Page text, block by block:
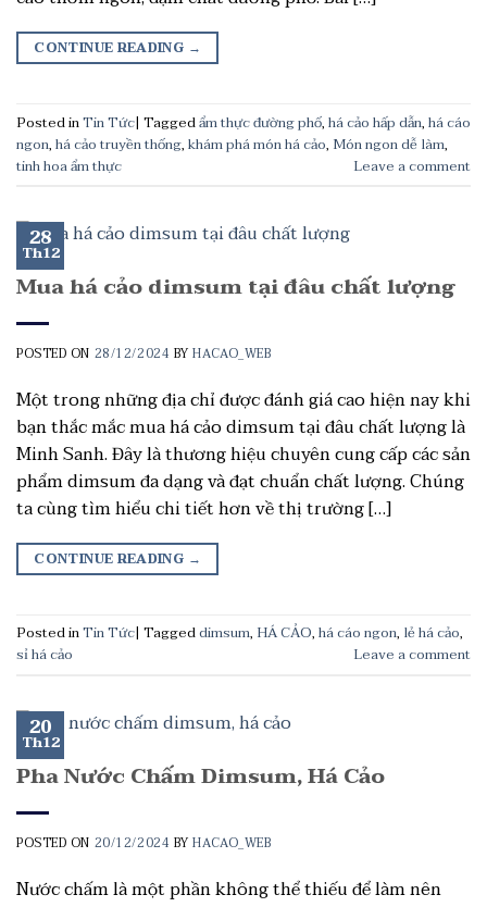
CONTINUE READING →
Posted inTin Tức| Taggedẩm thực đường phố,há cảo hấp dẫn,há cáo
ngon,há cảo truyền thống,khám phá món há cảo, Món ngon dễ làm,
tinh hoa ẩm thực
Leave a comment
28
Th12
Mua há cảo dimsum tại đâu chất lượng
POSTED ON 28/12/2024 BYHACAO_WEB
Một trong những địa chỉ được đánh giá cao hiện nay khi
bạn thắc mắc mua há cảo dimsum tại đâu chất lượng là
Minh Sanh. Đây là thương hiệu chuyên cung cấp các sản
phẩm dimsum đa dạng và đạt chuẩn chất lượng. Chúng
ta cùng tìm hiểu chi tiết hơn về thị trường […]
CONTINUE READING →
Posted inTin Tức| Taggeddimsum, HÁ CẢO,há cáo ngon, lẻ há cảo,
sỉ há cảo
Leave a comment
20
Th12
Pha Nước Chấm Dimsum, Há Cảo
POSTED ON 20/12/2024 BYHACAO_WEB
Nước chấm là một phần không thể thiếu để làm nên